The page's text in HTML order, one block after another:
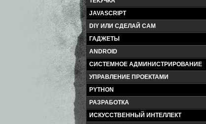
JAVASCRIPT
DIY ИЛИ СДЕЛАЙ САМ
ГАДЖЕТЫ
ANDROID
СИСТЕМНОЕ АДМИНИСТРИРОВАНИЕ
УПРАВЛЕНИЕ ПРОЕКТАМИ
PYTHON
РАЗРАБОТКА
ИСКУССТВЕННЫЙ ИНТЕЛЛЕКТ